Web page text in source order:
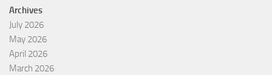
Archives
July 2026
May 2026
April 2026
March 2026